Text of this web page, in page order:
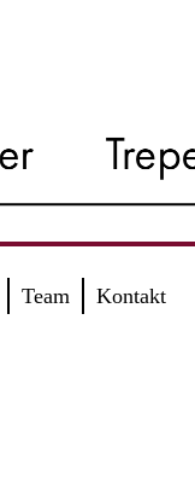
Team Kontakt